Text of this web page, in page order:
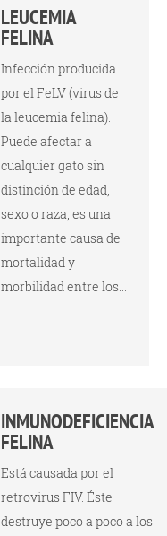
LEUCEMIA
FELINA
Infección producida
por el FeLV (virus de
la leucemia felina).
Puede afectar a
cualquier gato sin
distinción de edad,
sexo o raza, es una
importante causa de
mortalidad y
morbilidad entre los...
INMUNODEFICIENCIA
FELINA
Está causada por el
retrovirus FIV. Éste
destruye poco a poco a los